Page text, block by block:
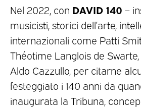
Nel 2022, con DAVID 140 –
musicisti, storici dell’arte,
internazionali come Patti
Théotime Langlois de Swarte,
Aldo Cazzullo, per citarne
festeggiato i 140 anni da
inaugurata la Tribuna,